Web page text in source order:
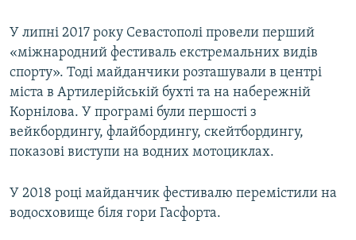
У липні 2017 року Севастополі провели перший
«міжнародний фестиваль екстремальних видів
спорту». Тоді майданчики розташували в центрі
міста в Артилерійській бухті та на набережній
Корнілова. У програмі були першості з
вейкбордингу, флайбордингу, скейтбордингу,
показові виступи на водних мотоциклах.
У 2018 році майданчик фестивалю перемістили на
водосховище біля гори Гасфорта.